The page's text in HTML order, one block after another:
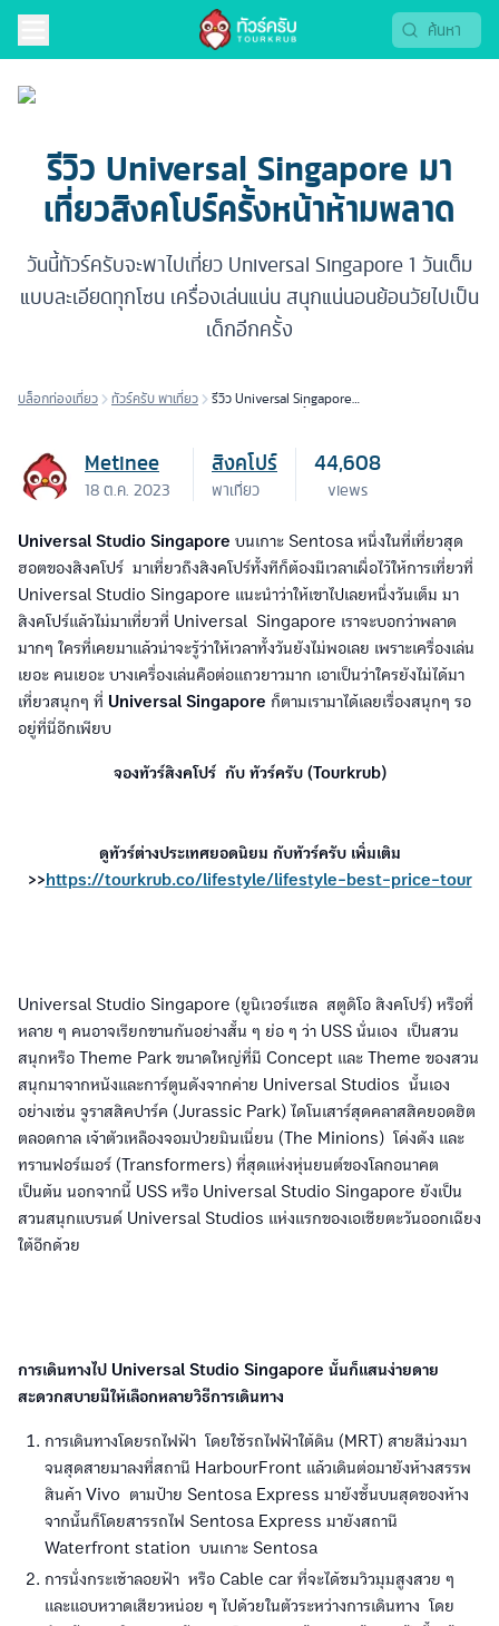
รีวิว Universal Singapore มา
เที่ยวสิงคโปร์ครั้งหน้าห้ามพลาด
วันนี้ทัวร์ครับจะพาไปเที่ยว Universal Singapore 1 วันเต็ม
แบบละเอียดทุกโซน เครื่องเล่นแน่น สนุกแน่นอนย้อนวัยไปเป็น
เด็กอีกครั้ง
บล็อกท่องเที่ยว ทัวร์ครับ พาเที่ยว
รีวิว Universal Singapore
Metinee
18 ต.ค. 2023
สิงคโปร์
พาเที่ยว
44,608
views
Universal Studio Singapore บนเกาะ Sentosa หนึ่งในที่เที่ยวสุด
ฮอตของสิงคโปร์ มาเที่ยวถึงสิงคโปร์ทั้งทีก็ต้องมีเวลาเผื่อไว้ให้การเที่ยวที่
Universal Studio Singapore แนะนำว่าให้เขาไปเลยหนึ่งวันเต็ม มา
สิงคโปร์แล้วไม่มาเที่ยวที่ Universal Singapore เราจะบอกว่าพลาด
มากๆ ใครที่เคยมาแล้วน่าจะรู้ว่าให้เวลาทั้งวันยังไม่พอเลย เพราะเครื่องเล่น
เยอะ คนเยอะ บางเครื่องเล่นคือต่อแถวยาวมาก เอาเป็นว่าใครยังไม่ได้มา
เที่ยวสนุกๆ ที่ Universal Singapore ก็ตามเรามาได้เลยเรื่องสนุกๆ รอ
อยู่ที่นี่อีกเพียบ
จองทัวร์สิงคโปร์ กับ ทัวร์ครับ (Tourkrub)
ดูทัวร์ต่างประเทศยอดนิยม กับทัวร์ครับ เพิ่มเติม
>>https://tourkrub.co/lifestyle/lifestyle-best-price-tour
Universal Studio Singapore (ยูนิเวอร์แซล สตูดิโอ สิงคโปร์) หรือที่
หลาย ๆ คนอาจเรียกขานกันอย่างสั้น ๆ ย่อ ๆ ว่า USS นั่นเอง เป็นสวน
สนุกหรือ Theme Park ขนาดใหญ่ที่มี Concept และ Theme ของสวน
สนุกมาจากหนังและการ์ตูนดังจากค่าย Universal Studios นั้นเอง
อย่างเช่น จูราสสิคปาร์ค (Jurassic Park) ไดโนเสาร์สุดคลาสสิคยอดฮิต
ตลอดกาล เจ้าตัวเหลืองจอมป่วยมินเนี่ยน (The Minions) โด่งดัง และ
ทรานฟอร์เมอร์ (Transformers) ที่สุดแห่งหุ่นยนต์ของโลกอนาคต
เป็นต้น นอกจากนี้ USS หรือ Universal Studio Singapore ยังเป็น
สวนสนุกแบรนด์ Universal Studios แห่งแรกของเอเชียตะวันออกเฉียง
ใต้อีกด้วย
การเดินทางไป Universal Studio Singapore นั้นก็แสนง่ายดาย
สะดวกสบายมีให้เลือกหลายวิธีการเดินทาง
การเดินทางโดยรถไฟฟ้า โดยใช้รถไฟฟ้าใต้ดิน (MRT) สายสีม่วงมา
จนสุดสายมาลงที่สถานี HarbourFront แล้วเดินต่อมายังห้างสรรพ
สินค้า Vivo ตามป้าย Sentosa Express มายังชั้นบนสุดของห้าง
จากนั้นก็โดยสารรถไฟ Sentosa Express มายังสถานี
Waterfront station บนเกาะ Sentosa
การนั่งกระเช้าลอยฟ้า หรือ Cable car ที่จะได้ชมวิวมุมสูงสวย ๆ
และแอบหวาดเสียวหน่อย ๆ ไปด้วยในตัวระหว่างการเดินทาง โดย